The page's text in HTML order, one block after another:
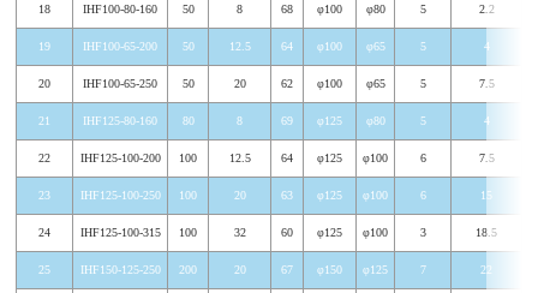
18 IHF100-80-160 50 8 68 φ100 φ80 5 2.2
19 IHF100-65-200 50 12.5 64 φ100 φ65 5 4
20 IHF100-65-250 50 20 62 φ100 φ65 5 7.5
21 IHF125-80-160 80 8 69 φ125 φ80 5 4
22 IHF125-100-200 100 12.5 64 φ125 φ100 6 7.5
23 IHF125-100-250 100 20 63 φ125 φ100 6 15
24 IHF125-100-315 100 32 60 φ125 φ100 3 18.5
25 IHF150-125-250 200 20 67 φ150 φ125 7 22